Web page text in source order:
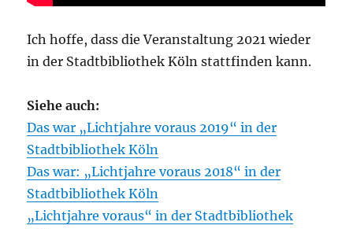
Ich hoffe, dass die Veranstaltung 2021 wieder
in der Stadtbibliothek Köln stattfinden kann.
Siehe auch:
Das war „Lichtjahre voraus 2019“ in der
Stadtbibliothek Köln
Das war: „Lichtjahre voraus 2018“ in der
Stadtbibliothek Köln
„Lichtjahre voraus“ in der Stadtbibliothek